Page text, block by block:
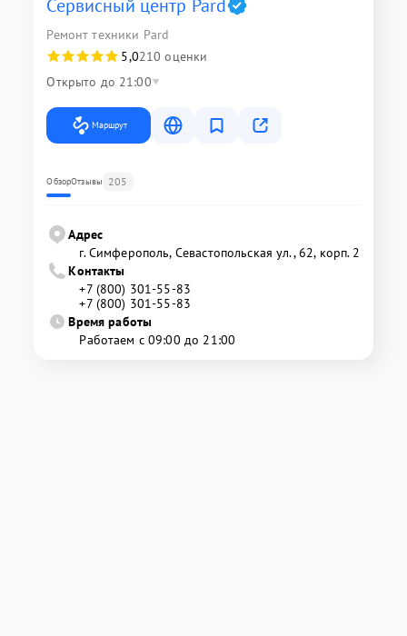
Сервисный центр Pard
Ремонт техники Pard
5,0210 оценки
Открыто до 21:00
Маршрут
ОбзорОтзывы 205
Адрес
г. Симферополь, Севастопольская ул., 62, корп. 2
Контакты
+7 (800) 301-55-83
+7 (800) 301-55-83
Время работы
Работаем с 09:00 до 21:00